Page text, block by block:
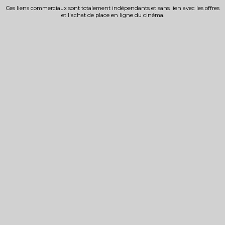
Ces liens commerciaux sont totalement indépendants et sans lien avec les offres
et l'achat de place en ligne du cinéma.